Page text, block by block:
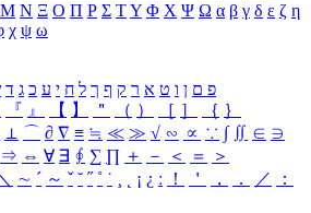
Μ Ν Ξ Ο Π Ρ Σ ΤΥ Φ Χ Ψ Ω α β γ δ ε ζ η
χ ψ ω
פ ם ן ו ט א ר ק ף ך ל ח י ע כ ג ד
『 』 【 】 ＂ （ ） ［ ］ ｛ ｝
⊥ ⌒ ∂ ∇ ≡ ≒ ≪ ≫ √ ∽ ∝ ∵ ∫ ∬ ∈ ∋
⇒ ⇔ ∀ ∃ ∮ ∑ ∏ ＋ － ＜ ＝
＞
∼ ´ ～ ˇ ˘ ˝ ˚ ˙ ¸ ¡ ¿ ː ！ ＇ ， ． ／
：